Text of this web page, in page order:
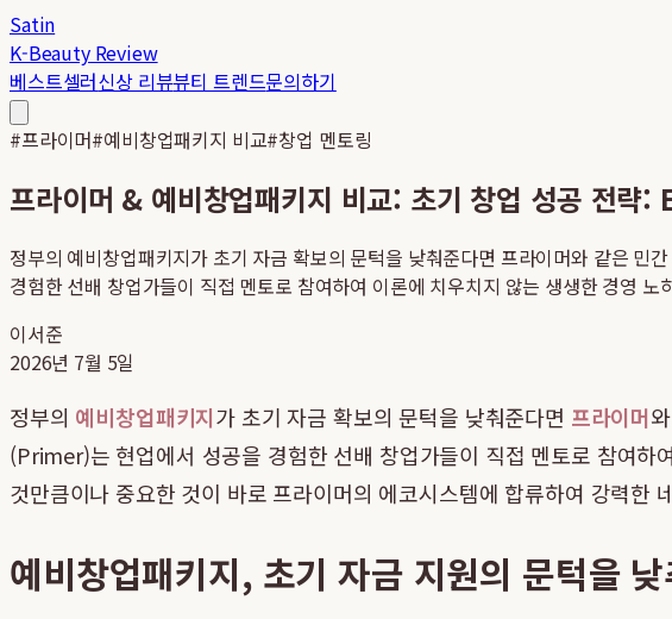
Satin
K-Beauty Review
베스트셀러신상 리뷰뷰티 트렌드문의하기
#프라이머#예비창업패키지 비교#창업 멘토링
프라이머 & 예비창업패키지 비교: 초기 창업 성공
정부의 예비창업패키지가 초기 자금 확보의 문턱을 낮춰준다면 프라이머와 같은
경험한 선배 창업가들이 직접 멘토로 참여하여 이론에 치우치지 않는 생생한 경영 노
이서준
2026년 7월 5일
정부의 예비창업패키지가 초기 자금 확보의 문턱을 낮춰준다면 프라이머
(Primer)는 현업에서 성공을 경험한 선배 창업가들이 직접 멘토로 참여
것만큼이나 중요한 것이 바로 프라이머의 에코시스템에 합류하여 강력한
예비창업패키지, 초기 자금 지원의 문턱을